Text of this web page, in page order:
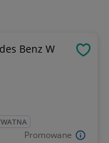
Promowane
Benz W